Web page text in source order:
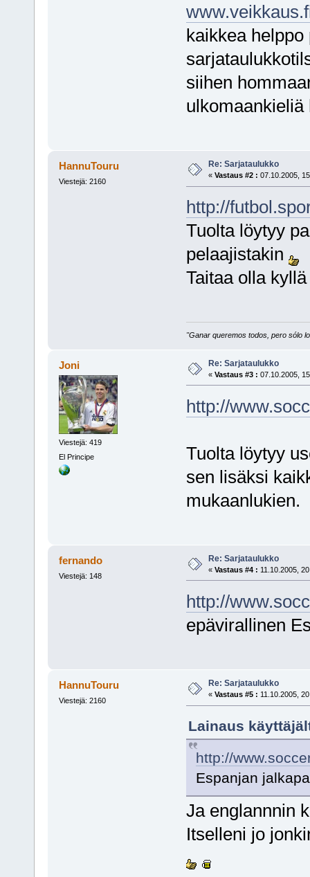
kaikkea
siihen
ulkomaankieliä
HannuTouru
Viestejä: 2160
Re: Sarjataulukko
« Vastaus #2 : 07.10.2005,
http://
Tuolta löytyy
pelaajistakin
Taitaa olla
"Ganar queremos todos, pero sólo
Joni
Viestejä: 419
El Principe
Re: Sarjataulukko
« Vastaus #3 : 07.10.2005,
http://
Tuolta löytyy
sen lisäksi
mukaanlukien.
fernando
Viestejä: 148
Re: Sarjataulukko
« Vastaus #4 : 11.10.2005,
http://
epävirallinen
HannuTouru
Viestejä: 2160
Re: Sarjataulukko
« Vastaus #5 : 11.10.2005,
Lainaus
http://
Espanjan
Ja englannnin
Itselleni jo